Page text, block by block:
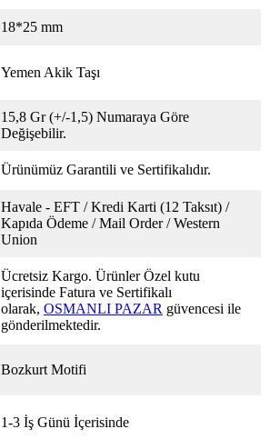
18*25 mm
Yemen Akik Taşı
15,8 Gr (+/-1,5) Numaraya Göre
Değişebilir.
Ürünümüz Garantili ve Sertifikalıdır.
Havale - EFT / Kredi Karti (12 Taksıt) /
Kapıda Ödeme / Mail Order / Western
Union
Ücretsiz Kargo. Ürünler Özel kutu
içerisinde Fatura ve Sertifikalı
olarak, OSMANLI PAZAR güvencesi ile
gönderilmektedir.
Bozkurt Motifi
1-3 İş Günü İçerisinde